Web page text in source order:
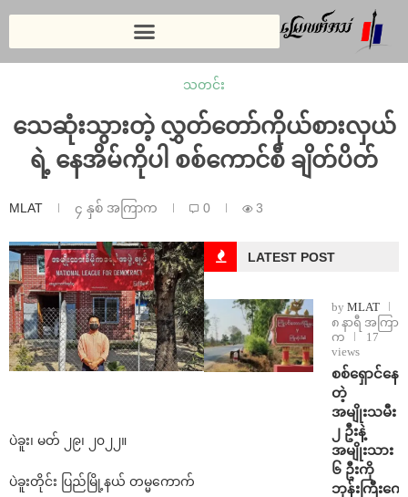
သတင်း
သေဆုံးသွားတဲ့ လွှတ်တော်ကိုယ်စားလှယ်
ရဲ့ နေအိမ်ကိုပါ စစ်ကောင်စီ ချိတ်ပိတ်
MLAT ၄ နှစ် အကြာက 0 3
ပဲခူး၊‌ မတ် ၂၉၊ ၂၀၂၂။
ပဲခူးတိုင်း ပြည်မြို့နယ် တမ္မကောက်
LATEST POST
by MLAT
၈ နာရီ အကြာ
က
17
views
⁨စစ်ရှောင်နေ
တဲ့
အမျိုးသမီး
၂ ဦးနဲ့
အမျိုးသား
၆ ဦးကို
ဘုန်းကြီးကျ